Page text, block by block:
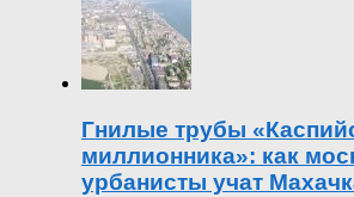
Гнилые трубы
миллионника»: как
урбанисты учат